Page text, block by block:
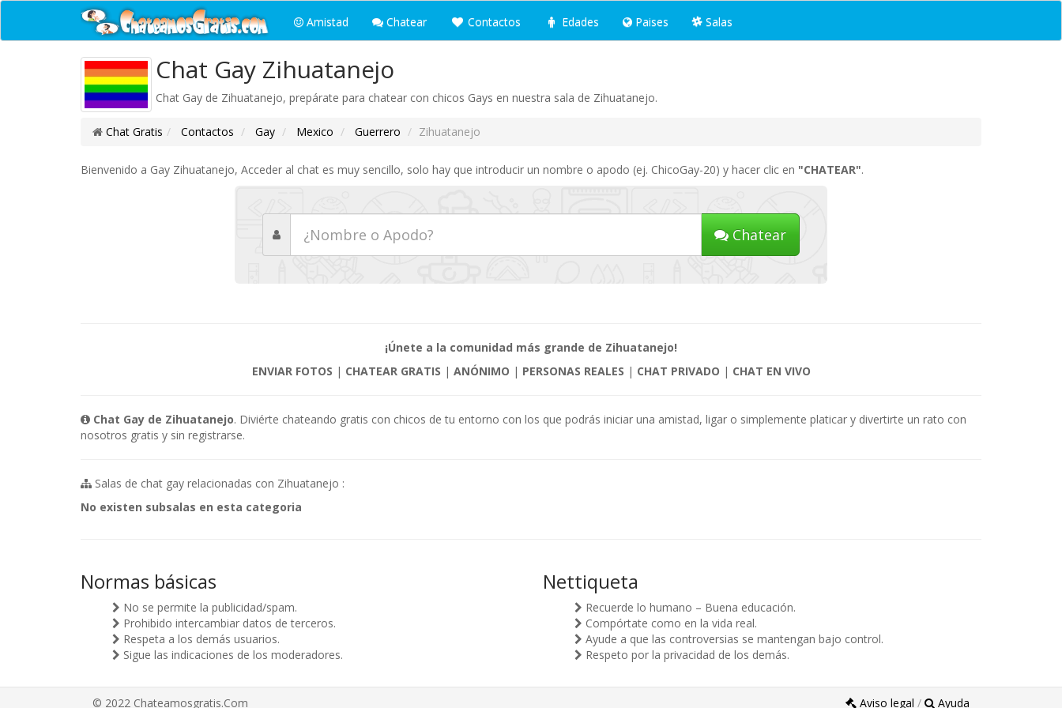
Amistad Chatear Contactos Edades Paises Salas
Chat Gay Zihuatanejo
Chat Gay de Zihuatanejo, prepárate para chatear con chicos Gays en nuestra sala de Zihuatanejo.
Chat Gratis Contactos Gay Mexico Guerrero Zihuatanejo
Bienvenido a Gay Zihuatanejo, Acceder al chat es muy sencillo, solo hay que introducir un nombre o apodo (ej. ChicoGay-20) y hacer clic en "CHATEAR".
Chatear
¡Únete a la comunidad más grande de Zihuatanejo!
ENVIAR FOTOS | CHATEAR GRATIS | ANÓNIMO | PERSONAS REALES | CHAT PRIVADO | CHAT EN VIVO
Chat Gay de Zihuatanejo. Diviérte chateando gratis con chicos de tu entorno con los que podrás iniciar una amistad, ligar o simplemente platicar y divertirte un rato con
nosotros gratis y sin registrarse.
Salas de chat gay relacionadas con Zihuatanejo :
No existen subsalas en esta categoria
Normas básicas
No se permite la publicidad/spam.
Prohibido intercambiar datos de terceros.
Respeta a los demás usuarios.
Sigue las indicaciones de los moderadores.
Nettiqueta
Recuerde lo humano – Buena educación.
Compórtate como en la vida real.
Ayude a que las controversias se mantengan bajo control.
Respeto por la privacidad de los demás.
© 2022 Chateamosgratis.Com Aviso legal / Ayuda